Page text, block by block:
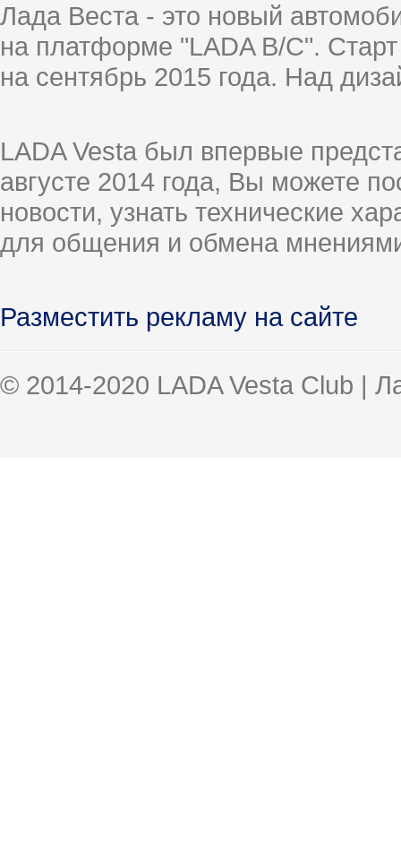
Лада Веста - это новый
на платформе "LADA B/C".
на сентябрь 2015 года. Над
LADA Vesta был впервые
августе 2014 года, Вы можете
новости, узнать технические
для общения и обмена
Разместить рекламу на сайте
© 2014-2020 LADA Vesta Club |